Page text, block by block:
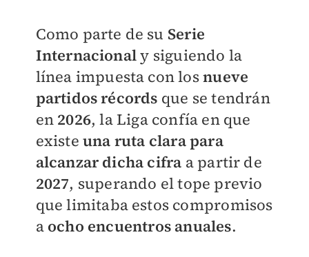
Como parte de su Serie
Internacionaly siguiendo la
línea impuesta con losnueve
partidos récords que se tendrán
en2026, la Liga confía en que
existe una ruta clara para
alcanzar dicha cifra a partir de
2027, superando el tope previo
que limitaba estos compromisos
a ocho encuentros anuales.